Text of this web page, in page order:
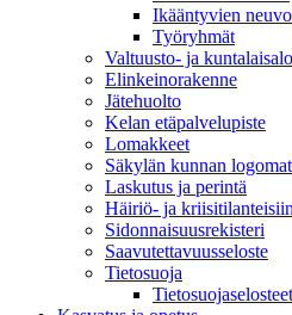
Ikääntyvien
Työryhmät
Valtuusto- ja
Elinkeinorakenne
Jätehuolto
Kelan etäpalvelupiste
Lomakkeet
Säkylän kunnan
Laskutus ja perintä
Häiriö- ja
Sidonnaisuusrekisteri
Saavutettavuusseloste
Tietosuoja
Tietosuojaselosteet